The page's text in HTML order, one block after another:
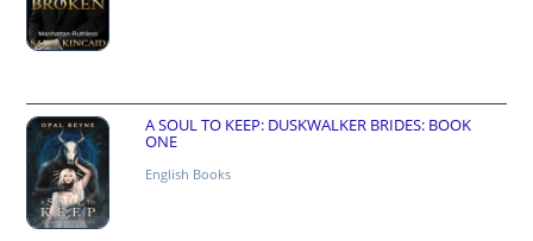
A SOUL TO KEEP: DUSKWALKER BRIDES: BOOK
ONE
English Books